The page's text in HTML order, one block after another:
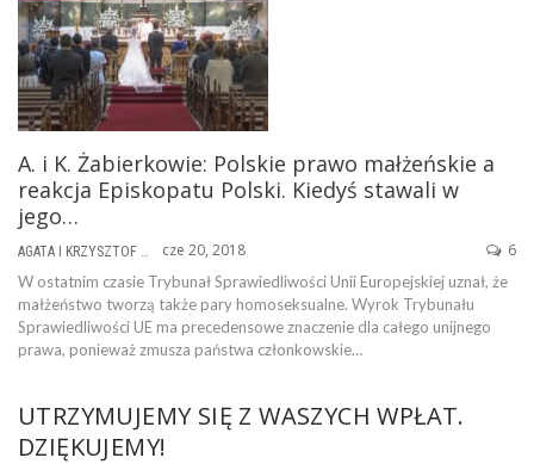
A. i K. Żabierkowie: Polskie prawo małżeńskie a
reakcja Episkopatu Polski. Kiedyś stawali w
jego…
AGATA I KRZYSZTOF ŻABIERKOWIE cze 20, 2018 6
W ostatnim czasie Trybunał Sprawiedliwości Unii Europejskiej uznał, że
małżeństwo tworzą także pary homoseksualne. Wyrok Trybunału
Sprawiedliwości UE ma precedensowe znaczenie dla całego unijnego
prawa, ponieważ zmusza państwa członkowskie…
UTRZYMUJEMY SIĘ Z WASZYCH WPŁAT.
DZIĘKUJEMY!